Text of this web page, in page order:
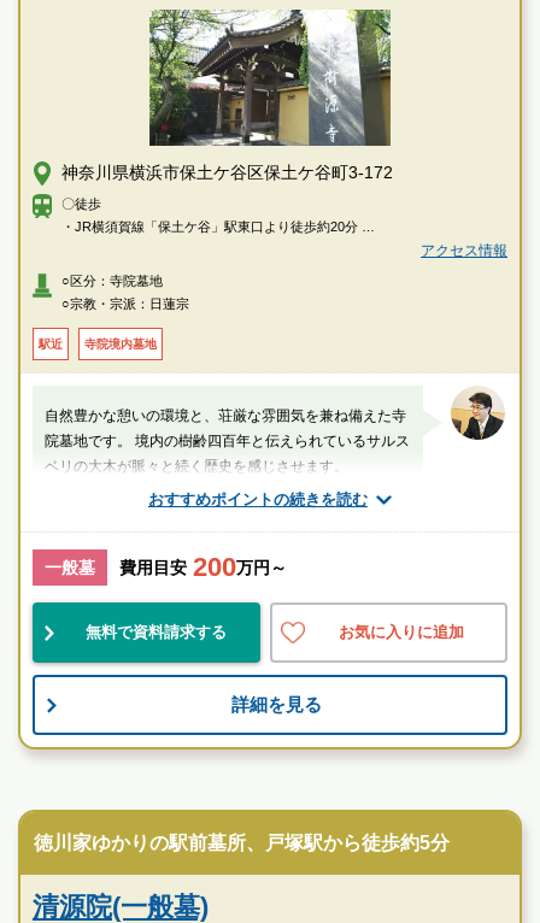
神奈川県横浜市保土ケ谷区保土ケ谷町3-172
〇徒歩
・JR横須賀線「保土ケ谷」駅東口より徒歩約20分
・JR横須賀線「保土ケ谷」駅 東口バスターミナル1番乗り場より「205・
東21・横17系統 東戸塚駅東口行き」または「戸38・横46系統 戸塚駅東口
行き」または「77系統 芹が谷行き」、2番乗り場より「境木中学校前行
橋行き」のいずれかにご乗車。「樹源寺前」バス停下車徒歩約2分
・首都高速神奈川3号狩場線・横浜横須賀道路「狩場インター」より約3分
アクセス情報
○区分：寺院墓地
○宗教・宗派：日蓮宗
駅近 寺院境内墓地
おすすめポイントの続きを読む
自然豊かな憩いの環境と、荘厳な雰囲気を兼ね備えた寺
院墓地です。 境内の樹齢四百年と伝えられているサルス
ベリの大木が脈々と続く歴史を感じさせます。
厚生労働省認定 葬祭ディレクター技能審査1級葬祭ディ
レクター
袴田（業界歴25年：1万基以上の霊園墓地管理に従事経
神奈川県 横浜市保土ケ谷区 保土ケ谷駅
お墓のことなら何でもご相談ください
す
妙秀山 樹源寺の特徴
一般墓 費用目安 200万円～
無料で資料請求する お気に入りに追加
詳細を見る
徳川家ゆかりの駅前墓所、戸塚駅から徒歩約5分
清源院(一般墓)